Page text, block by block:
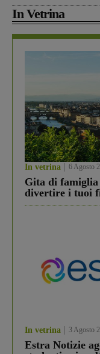
In Vetrina
In vetrina 6 Agosto
Gita di
divertire i tuoi
In vetrina 3 Agosto
Estra Notizie